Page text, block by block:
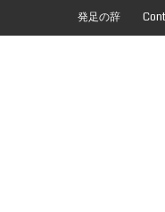
発足の辞